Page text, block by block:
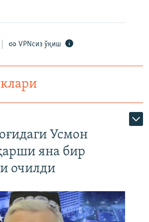
VPNсиз ўқиш
Усмон
яна бир
очилди